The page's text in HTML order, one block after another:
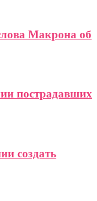
Макрона об
пострадавших
создать